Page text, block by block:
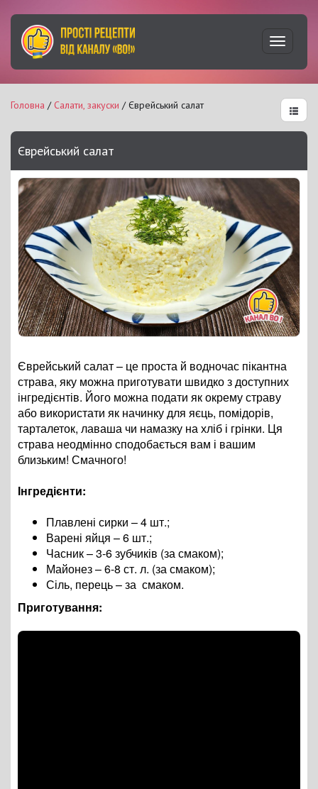
Головна / Салати, закуски / Єврейський салат
Єврейський салат
Єврейський салат– це проста й водночас пікантна
страва, яку можна приготувати швидко з доступних
інгредієнтів. Його можна подати як окрему страву
або використати як начинку для яєць, помідорів,
тарталеток, лаваша чи намазку на хліб і грінки. Ця
страва неодмінно сподобається вам і вашим
близьким! Смачного!
Інгредієнти:
Плавлені сирки – 4 шт.;
Варені яйця – 6 шт.;
Часник – 3-6 зубчиків (за смаком);
Майонез – 6-8 ст. л. (за смаком);
Сіль, перець – за смаком.
Приготування: